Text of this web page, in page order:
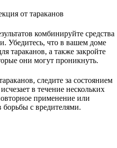
от тараканов
комбинируйте средства
Убедитесь, что в вашем доме
тараканов, а также закройте
они могут проникнуть.
следите за состоянием
в течение нескольких
применение или
борьбы с вредителями.